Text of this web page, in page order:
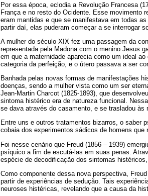
Por essa época, eclodia a Revolução Francesa
França e no resto do Ocidente. Esse movimento
eram mantidas e que se manifestava em todas
partir daí, elas puderam começar a se interrogar
A mulher do século XIX fez uma passagem da
representada pela Madona com o menino Jesus
em que a maternidade aparecia como um ideal
categoria da perfeição, e o útero passava a ser
Banhada pelas novas formas de manifestações
doenças, sendo a mulher vista como um ser
Jean-Martin Charcot (1825-1893), que
sintoma histérico era de natureza funcional.
se dava através do casamento, e se trasladou às
Entre uns e outros tratamentos bizarros, o saber
cobaia dos experimentos sádicos de homens
Foi nesse cenário que Freud (1856 – 1939)
psíquico a fim de escutá-las em suas penas.
espécie de decodificação dos sintomas
Como componente dessa nova perspectiva,
partir de experiências de sedução. Tais
neuroses histéricas, revelando que a causa da